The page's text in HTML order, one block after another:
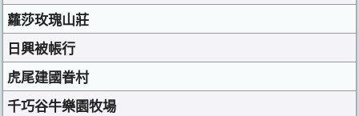
蘿莎玫瑰山莊
日興被帳行
虎尾建國眷村
千巧谷牛樂園牧場